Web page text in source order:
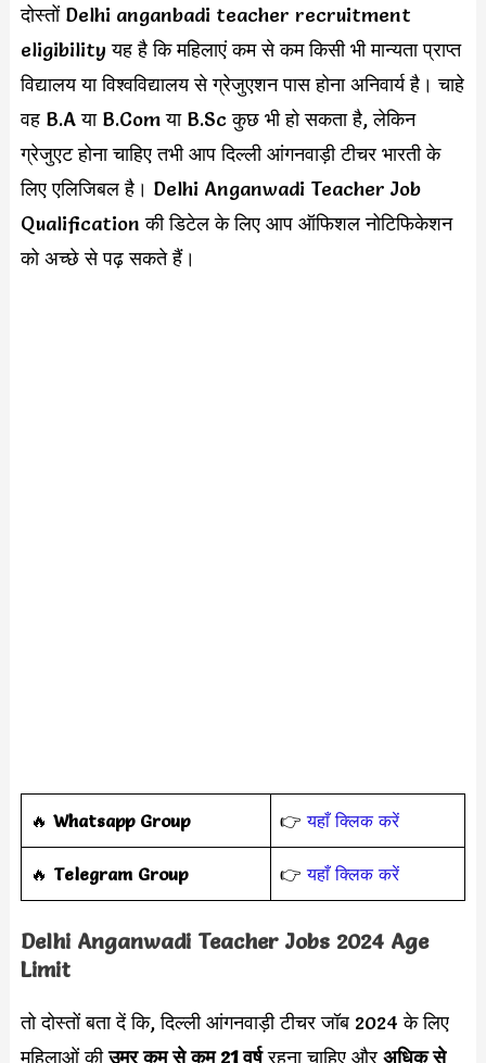
दोस्तों Delhi anganbadi teacher recruitment
eligibility यह है कि महिलाएं कम से कम किसी भी मान्यता प्राप्त
विद्यालय या विश्वविद्यालय से ग्रेजुएशन पास होना अनिवार्य है। चाहे
वह B.A या B.Com या B.Sc कुछ भी हो सकता है, लेकिन
ग्रेजुएट होना चाहिए तभी आप दिल्ली आंगनवाड़ी टीचर भारती के
लिए एलिजिबल है। Delhi Anganwadi Teacher Job
Qualification की डिटेल के लिए आप ऑफिशल नोटिफिकेशन
को अच्छे से पढ़ सकते हैं।
🔥 Whatsapp Group 👉यहाँ क्लिक करें
‎️‍🔥 Telegram Group 👉यहाँ क्लिक करें
Delhi Anganwadi Teacher Jobs 2024 Age
Limit
तो दोस्तों बता दें कि, दिल्ली आंगनवाड़ी टीचर जॉब 2024 के लिए
महिलाओं कीउम्र कम से कम 21 वर्षरहना चाहिए और अधिक से